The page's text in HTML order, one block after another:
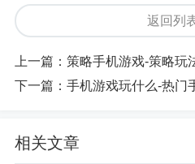
选。第一，要看游戏中心
的朋友，听听他们的推荐
的评价。口碑好的游戏中
载速度、服务质量等方面
错，里面有腾讯自家的各
很及时。
返回列
上一篇： 策略手机游戏-策略玩
下一篇： 手机游戏玩什么-热门手
相关文章